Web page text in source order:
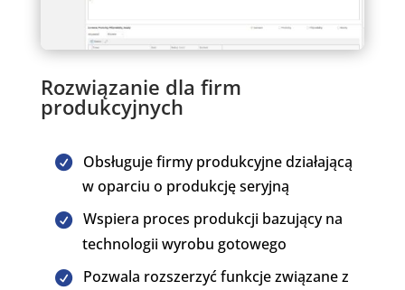
Rozwiązanie dla firm
produkcyjnych
Obsługuje firmy produkcyjne działającą
w oparciu o produkcję seryjną
Wspiera proces produkcji bazujący na
technologii wyrobu gotowego
Pozwala rozszerzyć funkcje związane z